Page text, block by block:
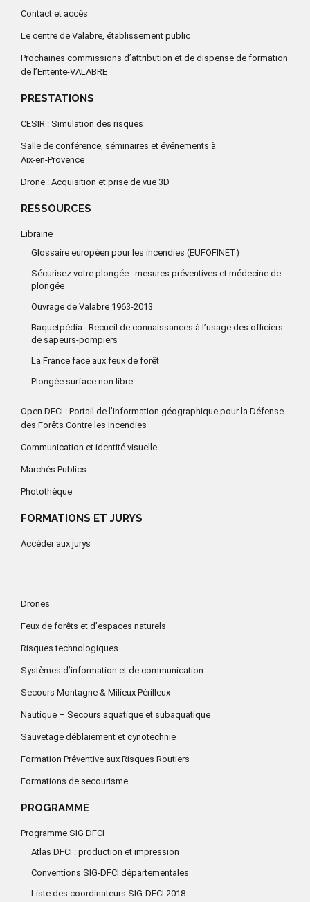
Contact et accès
Le centre de Valabre, établissement public
Prochaines commissions d’attribution et de dispense de formation
de l’Entente-VALABRE
PRESTATIONS
CESIR : Simulation des risques
Salle de conférence, séminaires et événements à
Aix-en-Provence
Drone : Acquisition et prise de vue 3D
RESSOURCES
Librairie
Glossaire européen pour les incendies (EUFOFINET)
Sécurisez votre plongée : mesures préventives et médecine de
plongée
Ouvrage de Valabre 1963-2013
Baquetpédia : Recueil de connaissances à l’usage des officiers
de sapeurs-pompiers
La France face aux feux de forêt
Plongée surface non libre
Open DFCI : Portail de l’information géographique pour la Défense
des Forêts Contre les Incendies
Communication et identité visuelle
Marchés Publics
Photothèque
FORMATIONS ET JURYS
Accéder aux jurys
Drones
Feux de forêts et d’espaces naturels
Risques technologiques
Systèmes d’information et de communication
Secours Montagne & Milieux Périlleux
Nautique – Secours aquatique et subaquatique
Sauvetage déblaiement et cynotechnie
Formation Préventive aux Risques Routiers
Formations de secourisme
PROGRAMME
Programme SIG DFCI
Atlas DFCI : production et impression
Conventions SIG-DFCI départementales
Liste des coordinateurs SIG-DFCI 2018